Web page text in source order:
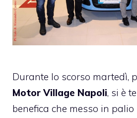
Durante lo scorso martedì,
Motor Village Napoli, si è
benefica che messo in palio